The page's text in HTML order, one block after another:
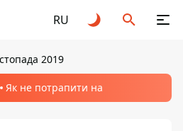
RU
2019
Як не потрапити на